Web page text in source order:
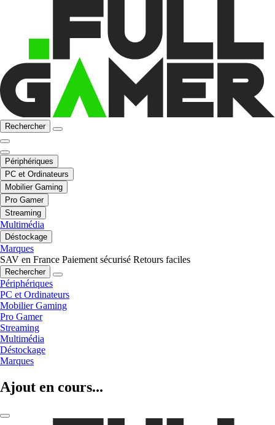
Rechercher
Périphériques
PC et Ordinateurs
Mobilier Gaming
Pro Gamer
Streaming
Multimédia
Déstockage
Marques
SAV en France Paiement sécurisé Retours faciles
Rechercher
Périphériques
PC et Ordinateurs
Mobilier Gaming
Pro Gamer
Streaming
Multimédia
Déstockage
Marques
Ajout en cours...